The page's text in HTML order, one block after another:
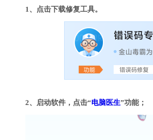
1、点击下载修复工具。
2、启动软件，点击“电脑医生”功能；